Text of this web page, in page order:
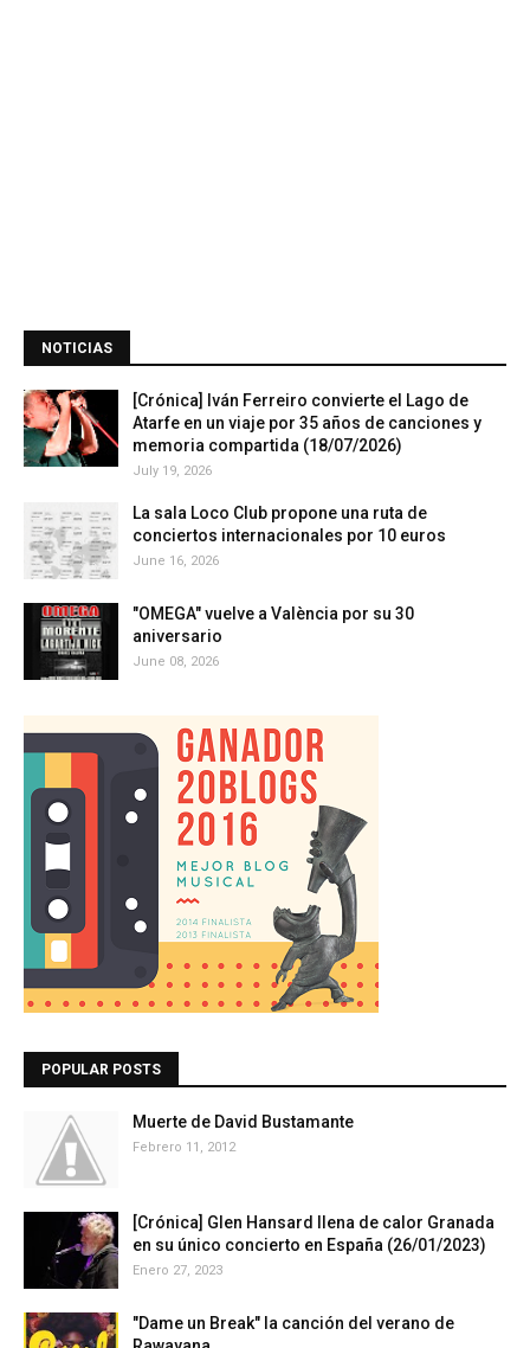
NOTICIAS
[Crónica] Iván Ferreiro convierte el Lago de
Atarfe en un viaje por 35 años de canciones y
memoria compartida (18/07/2026)
July 19, 2026
La sala Loco Club propone una ruta de
conciertos internacionales por 10 euros
June 16, 2026
"OMEGA" vuelve a València por su 30
aniversario
June 08, 2026
POPULAR POSTS
Muerte de David Bustamante
Febrero 11, 2012
[Crónica] Glen Hansard llena de calor Granada
en su único concierto en España (26/01/2023)
Enero 27, 2023
"Dame un Break" la canción del verano de